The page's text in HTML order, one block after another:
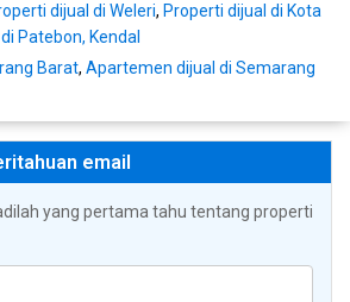
dijual di Weleri, Properti dijual di Kota
Patebon, Kendal
Barat, Apartemen dijual di Semarang
email
yang pertama tahu tentang properti